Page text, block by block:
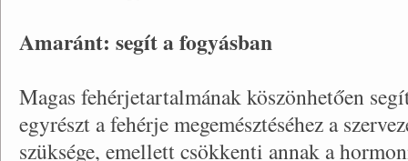
Amaránt: segít a fogyásban
Magas fehérjetartalmának köszönhetően
egyrészt a fehérje megemésztéséhez a
szüksége, emellett csökkenti annak a